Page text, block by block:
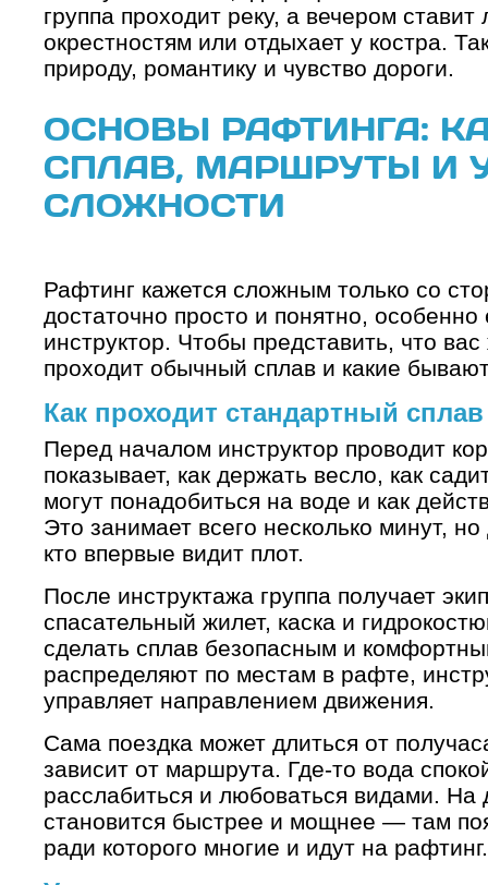
группа проходит реку, а вечером ставит
окрестностям или отдыхает у костра.
природу, романтику и чувство дороги.
ОСНОВЫ РАФТИНГА:
СПЛАВ, МАРШРУТЫ И
СЛОЖНОСТИ
Рафтинг кажется сложным только со
достаточно просто и понятно,
инструктор. Чтобы представить, что
проходит обычный сплав и какие
Как проходит стандартный сплав
Перед началом инструктор проводит
показывает, как держать весло, как
могут понадобиться на воде и как
Это занимает всего несколько минут,
кто впервые видит плот.
После инструктажа группа получает
спасательный жилет, каска и
сделать сплав безопасным и
распределяют по местам в рафте,
управляет направлением движения.
Сама поездка может длиться от
зависит от маршрута. Где-то вода
расслабиться и любоваться видами. На
становится быстрее и мощнее — там
ради которого многие и идут на рафтинг.